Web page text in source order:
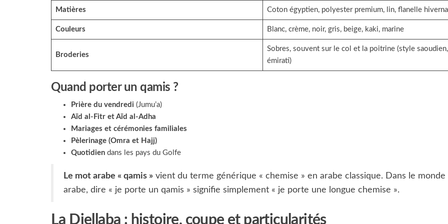
Matières Coton égyptien, polyester premium, lin, flanelle
Couleurs Blanc, crème, noir, gris, beige, kaki, marine
Broderies
Sobres, souvent sur le col et la poitrine (style saoudien,
émirati)
Quand porter un qamis ?
Prière du vendredi (Jumu’a)
Aïd al-Fitr et Aïd al-Adha
Mariages et cérémonies familiales
Pèlerinage (Omra et Hajj)
Quotidien dans les pays du Golfe
Le mot arabe « qamis » vient du terme générique « chemise » en arabe classique. Dans le monde
arabe, dire « je porte un qamis » signifie simplement « je porte une longue chemise ».
La Djellaba : histoire, coupe et particularités